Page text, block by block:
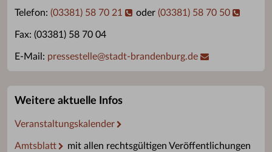
Telefon: (03381) 58 70 21 oder (03381) 58 70 50
Fax: (03381) 58 70 04
E-Mail: pressestelle@stadt-brandenburg.de
Weitere aktuelle Infos
Veranstaltungskalender
Amtsblatt
mit allen rechtsgültigen Veröffentlichungen